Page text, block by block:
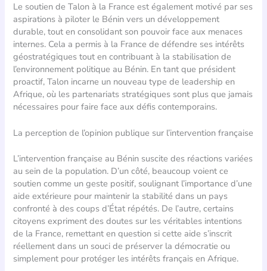
Le soutien de Talon à la France est également motivé par ses
aspirations à piloter le Bénin vers un développement
durable, tout en consolidant son pouvoir face aux menaces
internes. Cela a permis à la France de défendre ses intérêts
géostratégiques tout en contribuant à la stabilisation de
l’environnement politique au Bénin. En tant que président
proactif, Talon incarne un nouveau type de leadership en
Afrique, où les partenariats stratégiques sont plus que jamais
nécessaires pour faire face aux défis contemporains.
La perception de l’opinion publique sur l’intervention française
L’intervention française au Bénin suscite des réactions variées
au sein de la population. D’un côté, beaucoup voient ce
soutien comme un geste positif, soulignant l’importance d’une
aide extérieure pour maintenir la stabilité dans un pays
confronté à des coups d’État répétés. De l’autre, certains
citoyens expriment des doutes sur les véritables intentions
de la France, remettant en question si cette aide s’inscrit
réellement dans un souci de préserver la démocratie ou
simplement pour protéger les intérêts français en Afrique.